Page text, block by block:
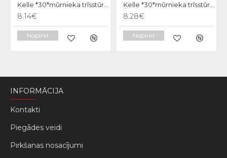
Ķelle *30*mūrnieka trīsstūra 18cm, Hardy
8.14€
Nopirkt
Ķelle *30*mūrnieka trīsstūra 20cm, Hardy
8.28€
Nopirkt
INFORMĀCIJA
Kontakti
Piegādes veidi
Pirkšanas nosacījumi